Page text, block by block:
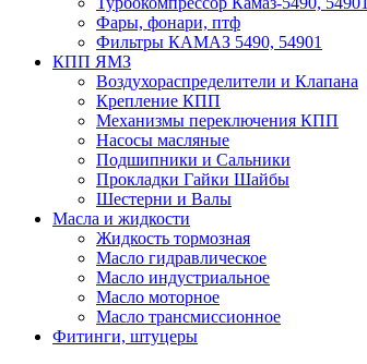
Фары, фонари, птф
Фильтры КАМАЗ 5490, 54901
КПП ЯМЗ
Воздухораспределители и Клапана
Крепление КПП
Механизмы переключения КПП
Насосы масляные
Подшипники и Сальники
Прокладки Гайки Шайбы
Шестерни и Валы
Масла и жидкости
Жидкость тормозная
Масло гидравлическое
Масло индустриальное
Масло моторное
Масло трансмиссионное
Фитинги, штуцеры